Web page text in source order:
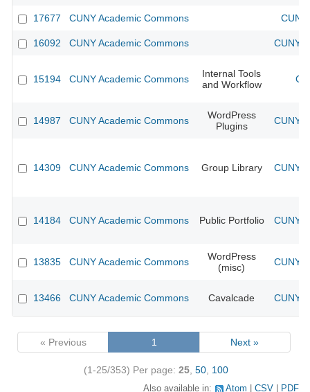
17677 CUNY Academic Commons
16092 CUNY Academic Commons CUNY
15194 CUNY Academic Commons
Internal Tools
and Workflow
14987 CUNY Academic Commons
WordPress
Plugins
CUNY
14309 CUNY Academic Commons Group Library CUNY
14184 CUNY Academic Commons Public Portfolio CUNY
13835 CUNY Academic Commons
WordPress
(misc)
CUNY
13466 CUNY Academic Commons Cavalcade CUNY
« Previous 1 Next »
(1-25/353) Per page: 25 50 100
Also available in: Atom CSV PDF